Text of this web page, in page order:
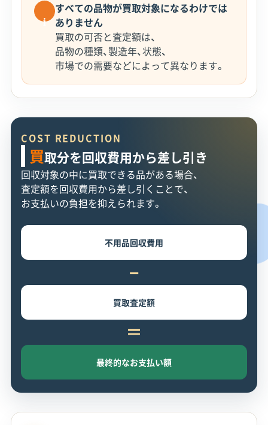
i
すべての品物が買取対象になるわけでは
ありません
買取の可否と査定額は、
品物の種類、製造年、状態、
市場での需要などによって異なります。
COST REDUCTION
買取分を回収費用から差し引き
回収対象の中に買取できる品がある場合、
査定額を回収費用から差し引くことで、
お支払いの負担を抑えられます。
不用品回収費用
−
買取査定額
＝
最終的なお支払い額